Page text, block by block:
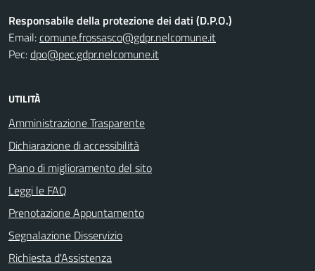
Responsabile della protezione dei dati (D.P.O.)
Email:comune.frossasco@gdpr.nelcomune.it
Pec:dpo@pec.gdpr.nelcomune.it
UTILITÀ
Amministrazione Trasparente
Dichiarazione di accessibilità
Piano di miglioramento del sito
Leggi le FAQ
Prenotazione Appuntamento
Segnalazione Disservizio
Richiesta d'Assistenza